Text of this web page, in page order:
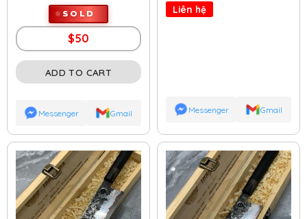
SOLD
$50
ADD TO CART
Messenger Gmail
Liên hệ
Messenger Gmail